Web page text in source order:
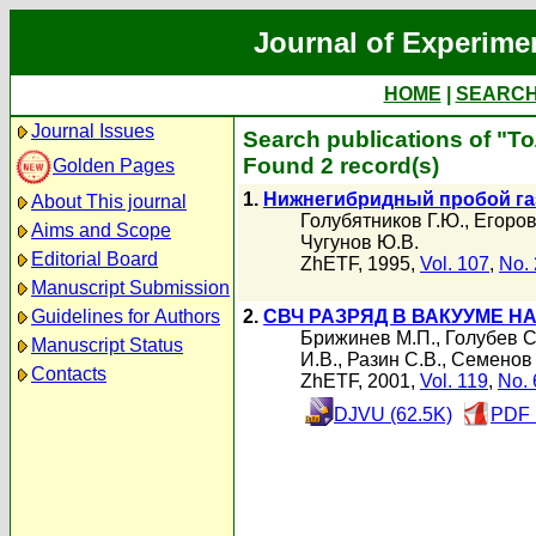
Journal of
HOME
Journal Issues
Golden Pages
About This journal
Aims and Scope
Editorial Board
Manuscript Submission
Guidelines for Authors
Manuscript Status
Contacts
Search publications of
Found 2 record(s)
1. Нижнегибридный пробой
Голубятников Г.Ю.,
Чугунов Ю.В.
ZhETF, 1995, Vol. 107, No.
2. СВЧ РАЗРЯД В ВАКУУМЕ
Брижинев М.П., Голубев
И.В., Разин С.В.,
ZhETF, 2001, Vol. 119, No.
DJVU (62.5K)
PDF